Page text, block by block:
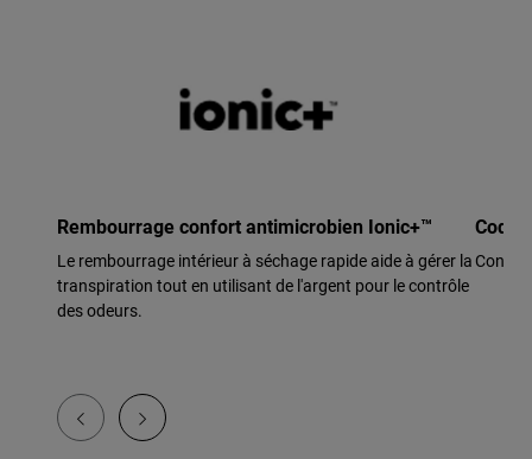
Rembourrage confort antimicrobien Ionic+™
Le rembourrage intérieur à séchage rapide aide à gérer la
transpiration tout en utilisant de l'argent pour le contrôle
des odeurs.